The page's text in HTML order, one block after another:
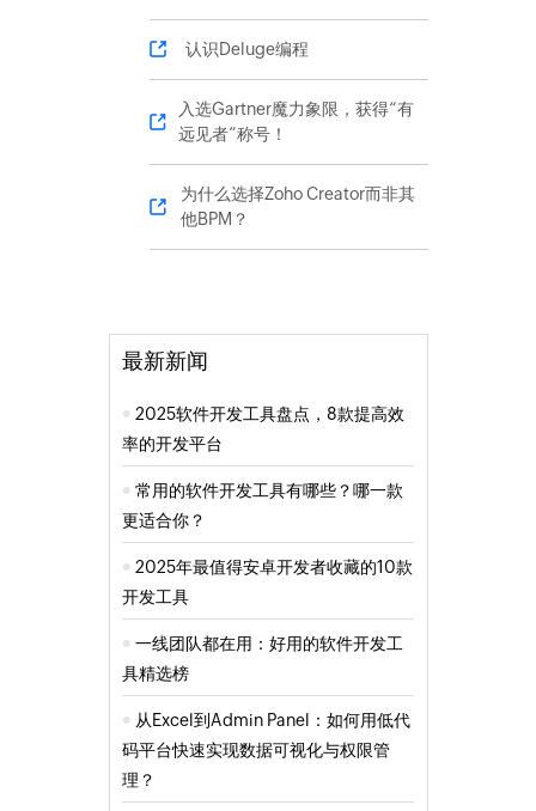
认识Deluge编程
入选Gartner魔力象限，获得“有
远见者”称号！
为什么选择Zoho Creator而非其
他BPM？
最新新闻
2025软件开发工具盘点，8款提高效
率的开发平台
常用的软件开发工具有哪些？哪一款
更适合你？
2025年最值得安卓开发者收藏的10款
开发工具
一线团队都在用：好用的软件开发工
具精选榜
从Excel到Admin Panel：如何用低代
码平台快速实现数据可视化与权限管
理？